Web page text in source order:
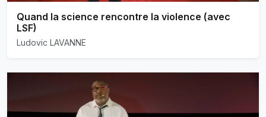
Quand la science rencontre la violence (avec
LSF)
Ludovic LAVANNE